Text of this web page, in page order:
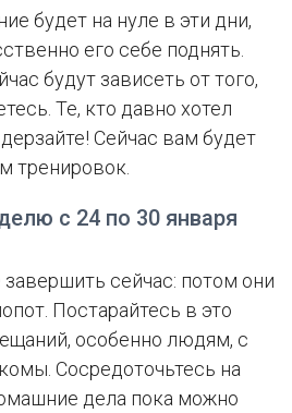
будет на нуле в эти дни,
его себе поднять.
будут зависеть от того,
Те, кто давно хотел
Сейчас вам будет
тренировок.
с 24 по 30 января
сейчас: потом они
Постарайтесь в это
особенно людям, с
Сосредоточьтесь на
дела пока можно